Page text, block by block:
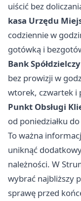
uiścić bez
kasa Urzędu
codziennie w
gotówką i
Bank
bez prowizji w
wtorek, czwartek i
Punkt Obsługi
od poniedziałku
To ważna
uniknąć
należności. W
wybrać najbliższy
sprawę przed